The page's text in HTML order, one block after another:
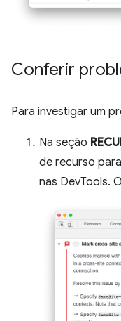
Conferir
Para investigar um
Na seção
de recurso
nas DevTools.